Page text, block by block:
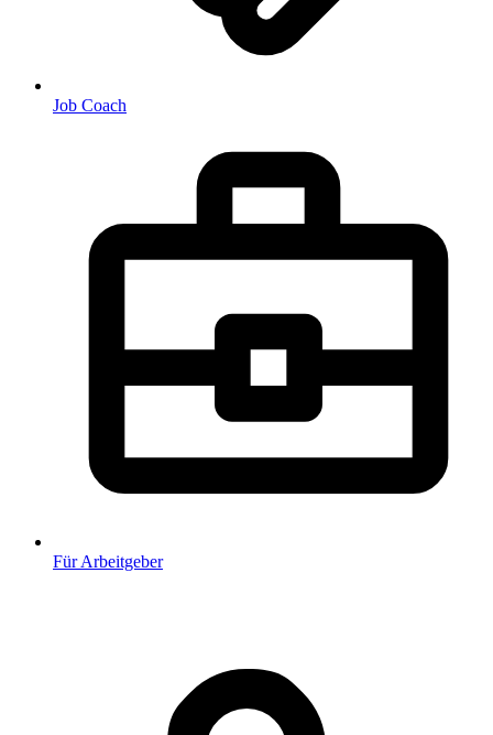
Job Coach
Für Arbeitgeber